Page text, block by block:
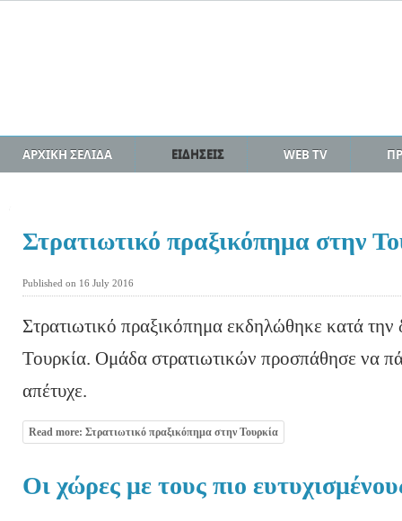
ΑΡΧΙΚΗ ΣΕΛΙΔΑ ΕΙΔΗΣΕΙΣ WEB TV
Στρατιωτικό πραξικόπημα στην
Published on 16 July 2016
Στρατιωτικό πραξικόπημα εκδηλώθηκε κατά την
Τουρκία. Ομάδα στρατιωτικών προσπάθησε να
απέτυχε.
Read more: Στρατιωτικό πραξικόπημα στην Τουρκία
Οι χώρες με τους πιο